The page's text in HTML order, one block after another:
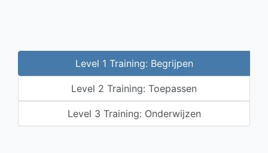
Level 1 Training: Begrijpen
Level 2 Training: Toepassen
Level 3 Training: Onderwijzen